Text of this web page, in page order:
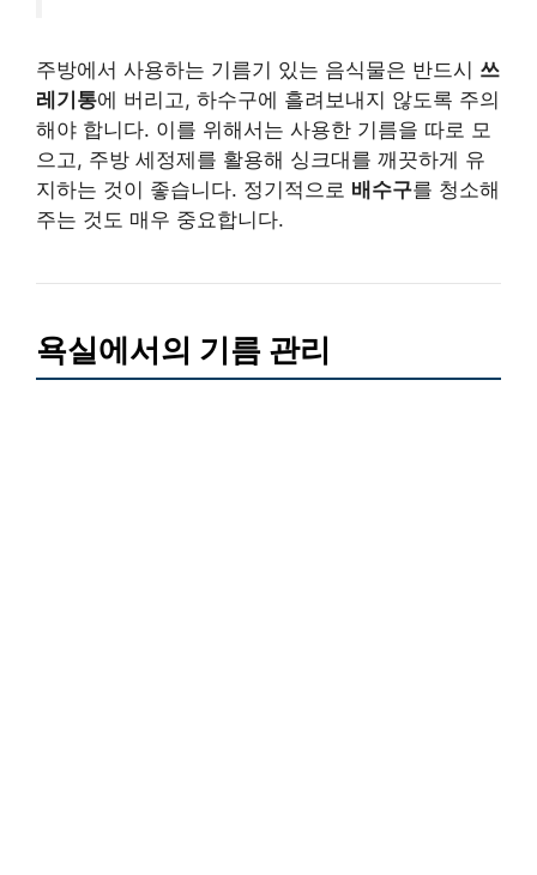
주방에서 사용하는 기름기 있는 음식물은 반드시 쓰
레기통에 버리고, 하수구에 흘려보내지 않도록 주의
해야 합니다. 이를 위해서는 사용한 기름을 따로 모
으고, 주방 세정제를 활용해 싱크대를 깨끗하게 유
지하는 것이 좋습니다. 정기적으로 배수구를 청소해
주는 것도 매우 중요합니다.
욕실에서의 기름 관리